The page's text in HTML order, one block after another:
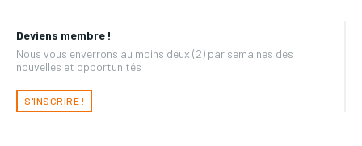
Deviens membre !
Nous vous enverrons au moins deux (2) par semaines des
nouvelles et opportunités
S'INSCRIRE !